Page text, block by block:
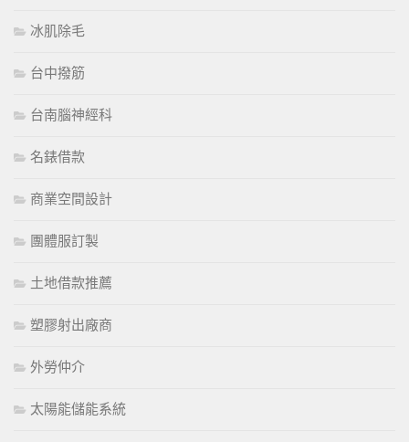
冰肌除毛
台中撥筋
台南腦神經科
名錶借款
商業空間設計
團體服訂製
土地借款推薦
塑膠射出廠商
外勞仲介
太陽能儲能系統